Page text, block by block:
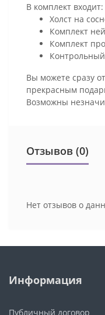
В комплект входит:
Холст на
Комплект
Комплект
Вы можете сразу
прекрасным
Возможны
Отзывов (0)
Нет отзывов о
Информация
Публичный договор